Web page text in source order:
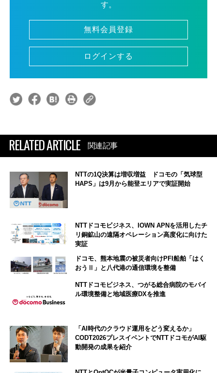
す。
無料会員登録
ログインする
RELATED ARTICLE 関連記事
NTTの1Q決算は増収増益 ドコモの「気球型
HAPS」は9月から能登エリアで実証開始
NTTドコモビジネス、IOWN APNを活用したチ
リ銅鉱山の遠隔オペレーション高度化に向けた
実証
ドコモ、熊本地震の被災者向けPFI船舶「はく
おうⅡ」と八代港の通信環境を整備
NTTドコモビジネス、つがる総合病院のモバイ
ル環境整備と地域医療DXを推進
「AI時代のクラウド運用をどう変えるか」
CODT2026プレスイベントでNTTドコモがAI駆
動開発の成果を紹介